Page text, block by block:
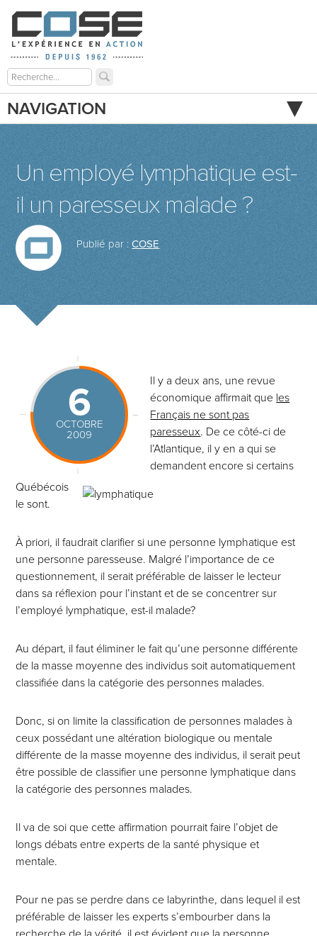
NAVIGATION
Un employé lymphatique est-
il un paresseux malade ?
Publié par :COSE
6
OCTOBRE
2009
Il y a deux ans, une revue
économique affirmait que les
Français ne sont pas
paresseux. De ce côté-ci de
l’Atlantique, il y en a qui se
demandent encore si certains
Québécois
le sont.
À priori, il faudrait clarifier si une personne lymphatique est
une personne paresseuse. Malgré l’importance de ce
questionnement, il serait préférable de laisser le lecteur
dans sa réflexion pour l’instant et de se concentrer sur
l’employé lymphatique, est-il malade?
Au départ, il faut éliminer le fait qu’une personne différente
de la masse moyenne des individus soit automatiquement
classifiée dans la catégorie des personnes malades.
Donc, si on limite la classification de personnes malades à
ceux possédant une altération biologique ou mentale
différente de la masse moyenne des individus, il serait peut
être possible de classifier une personne lymphatique dans
la catégorie des personnes malades.
Il va de soi que cette affirmation pourrait faire l’objet de
longs débats entre experts de la santé physique et
mentale.
Pour ne pas se perdre dans ce labyrinthe, dans lequel il est
préférable de laisser les expertss’embourber dans la